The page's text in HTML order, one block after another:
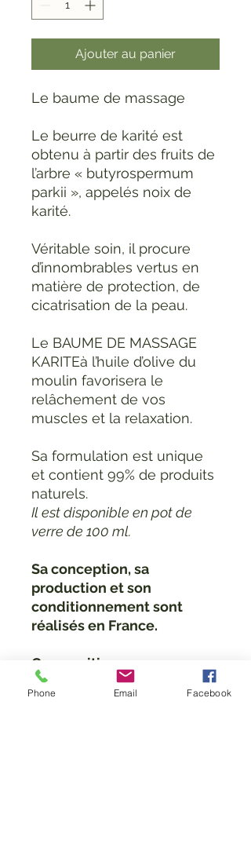
Ajouter au panier
Le baume de massage
Le beurre de karité est
obtenu à partir des fruits de
l’arbre « butyrospermum
parkii », appelés noix de
karité.
Véritable soin, il procure
d’innombrables vertus en
matière de protection, de
cicatrisation de la peau.
Le BAUME DE MASSAGE
KARITEà l’huile d’olive du
moulin favorisera le
relâchement de vos
muscles et la relaxation.
Sa formulation est unique
et contient 99% de produits
naturels.
Il est disponible en pot de
verre de 100 ml.
Sa conception, sa
production et son
conditionnement sont
réalisés en France.
Composition :
Beurre de karité, huile de
graines de tournesol, huile
Phone Email Facebook